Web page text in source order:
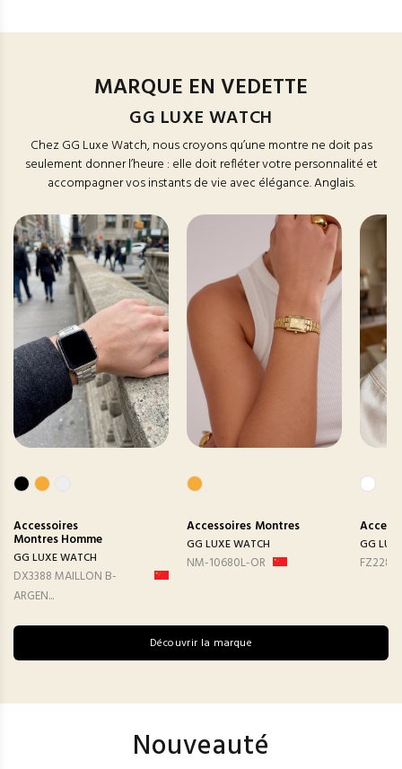
MARQUE EN VEDETTE
GG LUXE WATCH
Chez GG Luxe Watch, nous croyons qu’une montre ne doit pas
seulement donner l’heure : elle doit refléter votre personnalité et
accompagner vos instants de vie avec élégance. Anglais.
Accessoires
Montres Homme
GG LUXE WATCH
DX3388 MAILLON B-
ARGEN...
Accessoires Montres
GG LUXE WATCH
NM-10680L-OR
GG
FZ2282
Découvrir la marque
Nouveauté